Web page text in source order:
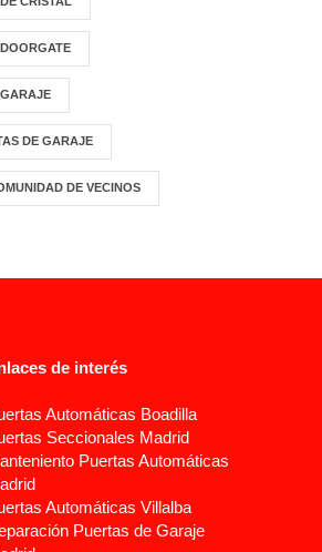
DE GARAJE
DE VECINOS
de interés
Automáticas Boadilla
Seccionales Madrid
Puertas Automáticas
Automáticas Villalba
Puertas de Garaje